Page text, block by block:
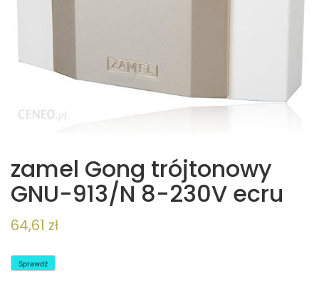
zamel Gong trójtonowy
GNU-913/N 8-230V ecru
64,61 zł
Sprawdź